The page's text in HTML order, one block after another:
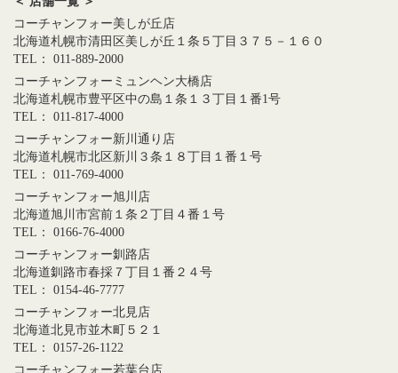
コーチャンフォー美しが丘店
北海道札幌市清田区美しが丘１条５丁目３７５－１６０
TEL： 011-889-2000
コーチャンフォーミュンヘン大橋店
北海道札幌市豊平区中の島１条１３丁目１番1号
TEL： 011-817-4000
コーチャンフォー新川通り店
北海道札幌市北区新川３条１８丁目１番１号
TEL： 011-769-4000
コーチャンフォー旭川店
北海道旭川市宮前１条２丁目４番１号
TEL： 0166-76-4000
コーチャンフォー釧路店
北海道釧路市春採７丁目１番２４号
TEL： 0154-46-7777
コーチャンフォー北見店
北海道北見市並木町５２１
TEL： 0157-26-1122
コーチャンフォー若葉台店